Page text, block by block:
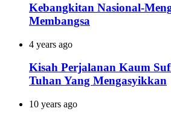
Kebangkitan Nasional-
Membangsa
4 years ago
Kisah Perjalanan Kaum
Tuhan Yang Mengasyikkan
10 years ago